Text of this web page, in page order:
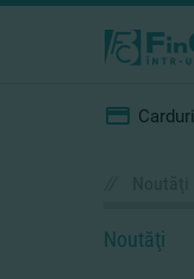
Carduri
Noutăţi